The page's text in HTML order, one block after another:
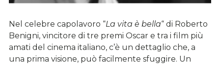
Nel celebre capolavoro “La vita è bella“ di Roberto
Benigni, vincitore di tre premi Oscar e tra i film più
amati del cinema italiano, c’è un dettaglio che, a
una prima visione, può facilmente sfuggire. Un